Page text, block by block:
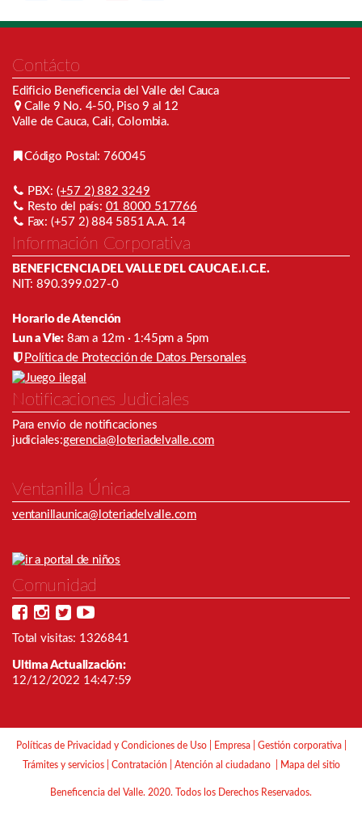
Contácto
Edificio Beneficencia del Valle del Cauca
Calle 9 No. 4-50, Piso 9 al 12
Valle de Cauca, Cali, Colombia.
Código Postal: 760045
PBX: (+57 2) 882 3249
Resto del país: 01 8000 517766
Fax: (+57 2) 884 5851 A.A. 14
Información Corporativa
BENEFICENCIA DEL VALLE DEL CAUCA E.I.C.E.
NIT: 890.399.027-0
Horario de Atención
Lun a Vie: 8am a 12m · 1:45pm a 5pm
Política de Protección de Datos Personales
Notificaciones Judiciales
Para envío de notiﬁcaciones
judiciales:gerencia@loteriadelvalle.com
Ventanilla Única
ventanillaunica@loteriadelvalle.com
Comunidad
Total visitas: 1326841
Ultima Actualización:
12/12/2022 14:47:59
Políticas de Privacidad y Condiciones de Uso| Empresa| Gestión corporativa|
Trámites y servicios| Contratación Atención al ciudadano| Mapa del sitio
Beneficencia del Valle. 2020. Todos los Derechos Reservados.